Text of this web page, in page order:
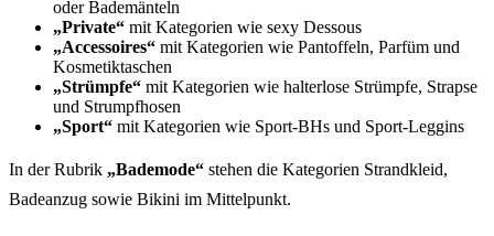
oder Bademänteln
„Private“ mit Kategorien wie sexy Dessous
„Accessoires“ mit Kategorien wie Pantoffeln, Parfüm und
Kosmetiktaschen
„Strümpfe“ mit Kategorien wie halterlose Strümpfe, Strapse
und Strumpfhosen
„Sport“ mit Kategorien wie Sport-BHs und Sport-Leggins
In der Rubrik „Bademode“ stehen die Kategorien Strandkleid,
Badeanzug sowie Bikini im Mittelpunkt.